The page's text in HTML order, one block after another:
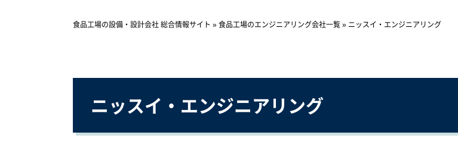
食品工場の設備・設計会社 総合情報サイト »食品工場のエンジニアリング会社一覧» ニッスイ・エンジニアリング
ニッスイ・エンジニアリング